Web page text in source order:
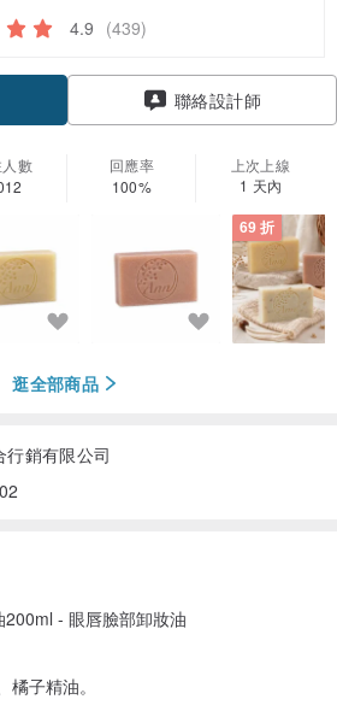
4.9 (439)
聯絡設計師
數
回應率
100%
上次上線
1 天內
69 折
逛全部商品
行銷有限公司
- 眼唇臉部卸妝油
橘子精油。